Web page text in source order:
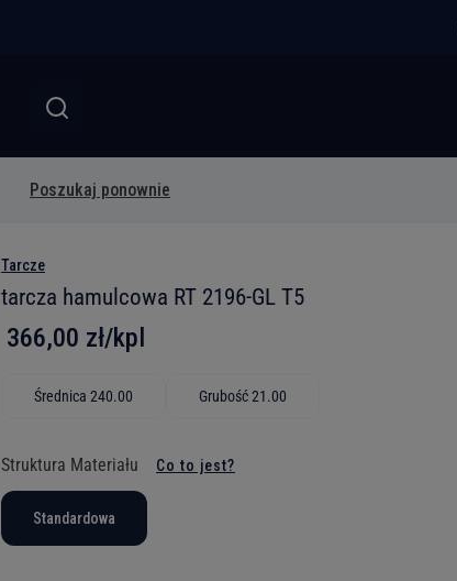
Poszukaj ponownie
Tarcze
tarcza hamulcowa RT 2196-GL T5
366,00 zł/kpl
Średnica 240.00 Grubość 21.00
Struktura Materiału Co to jest?
Standardowa